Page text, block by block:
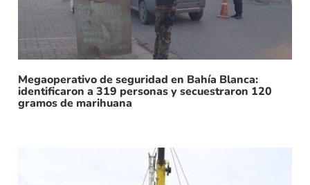
Megaoperativo de seguridad en Bahía Blanca:
identificaron a 319 personas y secuestraron 120
gramos de marihuana